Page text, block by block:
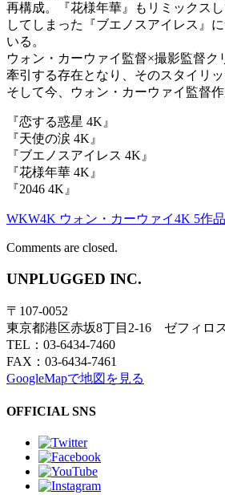
再構成。『花様年華』もリミックス
してしまった『ブエノスアイレス』
いる。
ウォン・カーウァイ監督×撮影監督
牽引する存在となり、そのスタイリ
そして今、ウォン・カーウァイ監督
『恋する惑星 4K』
『天使の涙 4K』
『ブエノスアイレス 4K』
『花様年華 4K』
『2046 4K』
WKW4K ウォン・カーウァイ4K 5作
Comments are closed.
UNPLUGGED INC.
〒107-0052
東京都港区赤坂8丁目2-16 ゼフィロ
TEL：03-6434-7460
FAX：03-6434-7461
GoogleMapで地図を見る
OFFICIAL SNS